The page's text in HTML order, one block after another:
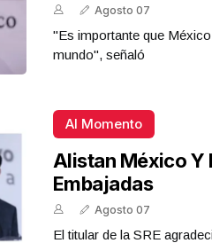
Agosto 07
"Es importante que
mundo", señaló
Al Momento
Alistan México Y
Embajadas
Agosto 07
El titular de la SRE
Octubre